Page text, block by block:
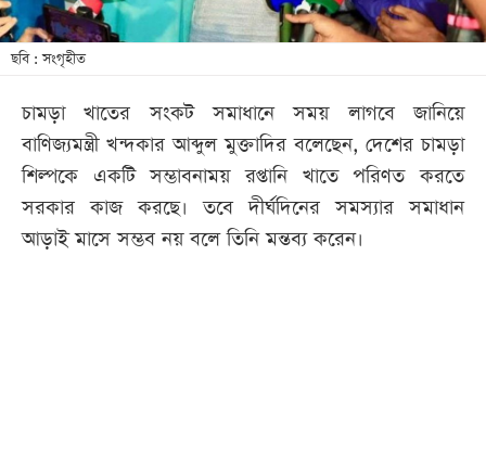
শিক্ষা
তথ্যপ্রযুক্তি
বিভাগ
ছবি
ভিডিও
ছবি : সংগৃহীত
চামড়া খাতের সংকট সমাধানে সময় লাগবে জানিয়ে
বাণিজ্যমন্ত্রী খন্দকার আব্দুল মুক্তাদির বলেছেন, দেশের চামড়া
শিল্পকে একটি সম্ভাবনাময় রপ্তানি খাতে পরিণত করতে
সরকার কাজ করছে। তবে দীর্ঘদিনের সমস্যার সমাধান
আড়াই মাসে সম্ভব নয় বলে তিনি মন্তব্য করেন।